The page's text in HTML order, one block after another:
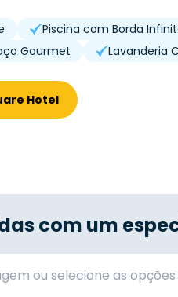
Piscina com Borda
Gourmet Lavanderia
Hotel
com um